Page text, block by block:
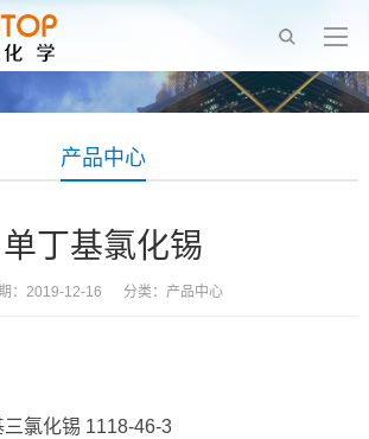
产品中心
单丁基氯化锡
：2019-12-16 分类： 产品中心
氯化锡 1118-46-3